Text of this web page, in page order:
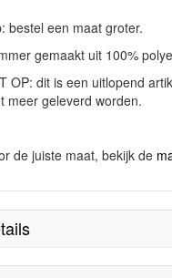
bestel een maat groter.
gemaakt uit 100%
OP: dit is een uitlopend
meer geleverd worden.
de juiste maat, bekijk de